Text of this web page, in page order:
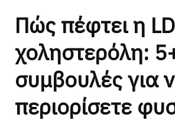
Πώς πέφτει η
χοληστερόλη:
συμβουλές για
περιορίσετε